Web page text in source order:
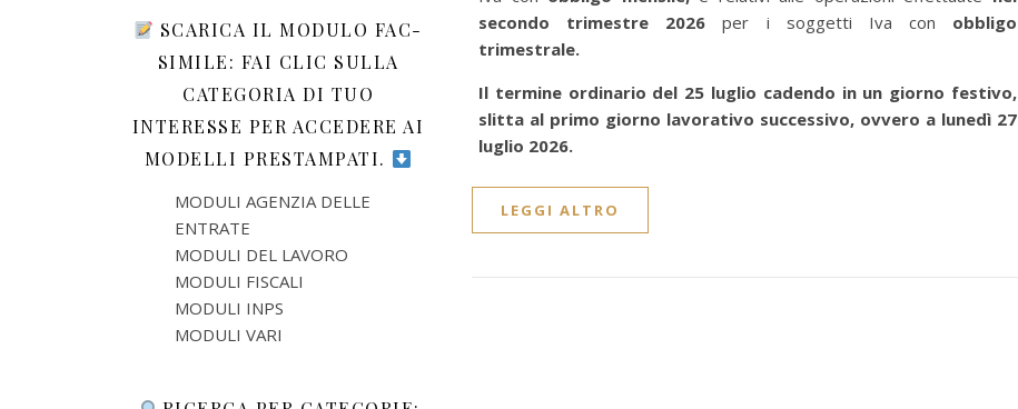
SCARICA IL MODULO FAC-
SIMILE: FAI CLIC SULLA
CATEGORIA DI TUO
INTERESSE PER ACCEDERE AI
MODELLI PRESTAMPATI.
MODULI AGENZIA DELLE
ENTRATE
MODULI DEL LAVORO
MODULI FISCALI
MODULI INPS
MODULI VARI
secondo trimestre 2026per i soggetti Iva con obbligo
trimestrale.
Il termine ordinario del 25 luglio cadendo in un giorno festivo,
slitta al primo giorno lavorativo successivo, ovvero a lunedì 27
luglio 2026.
LEGGI ALTRO